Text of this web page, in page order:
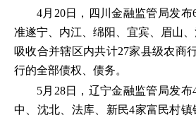
4月20日，四川金融监管局发
准遂宁、内江、绵阳、宜宾、眉山、
吸收合并辖区内共计27家县级农商
行的全部债权、债务。
5月28日，辽宁金融监管局发
中、沈北、法库、新民4家富民村